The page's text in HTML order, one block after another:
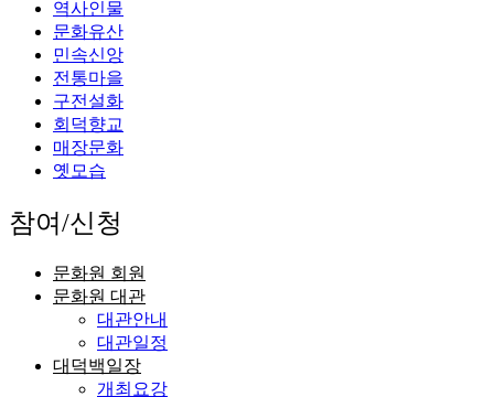
역사인물
문화유산
민속신앙
전통마을
구전설화
회덕향교
매장문화
옛모습
참여/신청
문화원 회원
문화원 대관
대관안내
대관일정
대덕백일장
개최요강